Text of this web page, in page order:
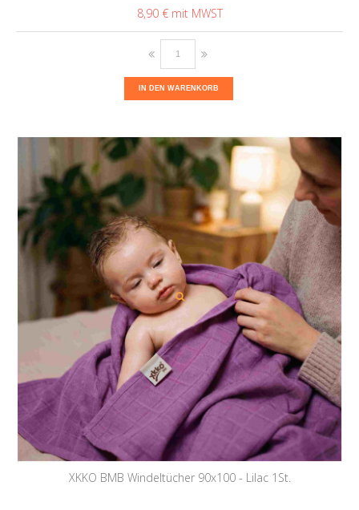
8,90 €
IN DEN WARENKORB
XKKO BMB Windeltücher 90x100 - Lilac 1St.